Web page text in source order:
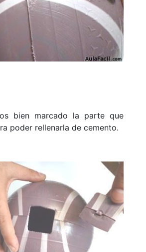
bien marcado la parte que
poder rellenarla de cemento.